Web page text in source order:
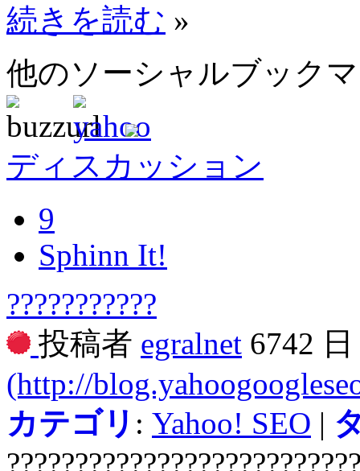
続きを読む »
他のソーシャルブック
ディスカッション
9
Sphinn It!
???????????
投稿者 egralnet 6742
(http://
カテゴリ : Yahoo! SEO |